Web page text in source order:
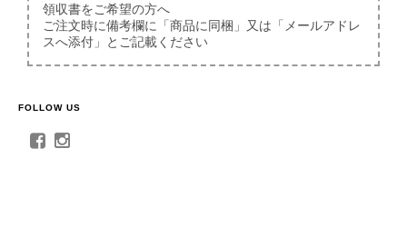
領収書をご希望の方へ
ご注文時に備考欄に「商品に同梱」又は「メールアドレ
スへ添付」とご記載ください
FOLLOW US